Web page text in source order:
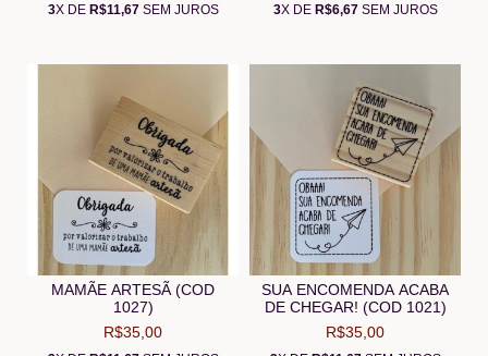
3X DE R$11,67SEM JUROS 3X DE R$6,67SEM JUROS
MAMÃE ARTESÃ (COD
1027)
R$35,00
SUA ENCOMENDA ACABA
DE CHEGAR! (COD 1021)
R$35,00